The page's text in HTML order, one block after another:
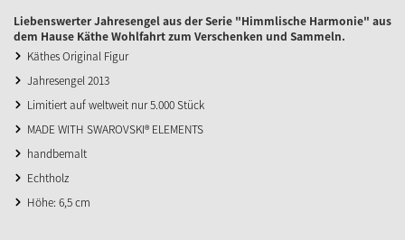
Liebenswerter Jahresengel aus der Serie "Himmlische Harmonie" aus
dem Hause Käthe Wohlfahrt zum Verschenken und Sammeln.
Käthes Original Figur
Jahresengel 2013
Limitiert auf weltweit nur 5.000 Stück
MADE WITH SWAROVSKI® ELEMENTS
handbemalt
Echtholz
Höhe: 6,5 cm